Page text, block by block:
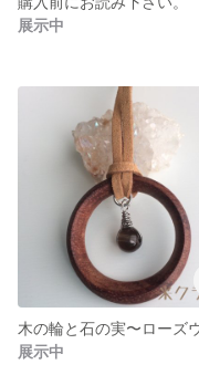
展示中
展示中